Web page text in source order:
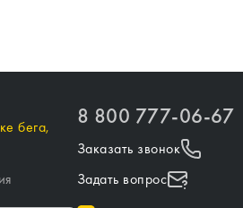
бега,
8 800 777-06-67
Заказать звонок
Задать вопрос